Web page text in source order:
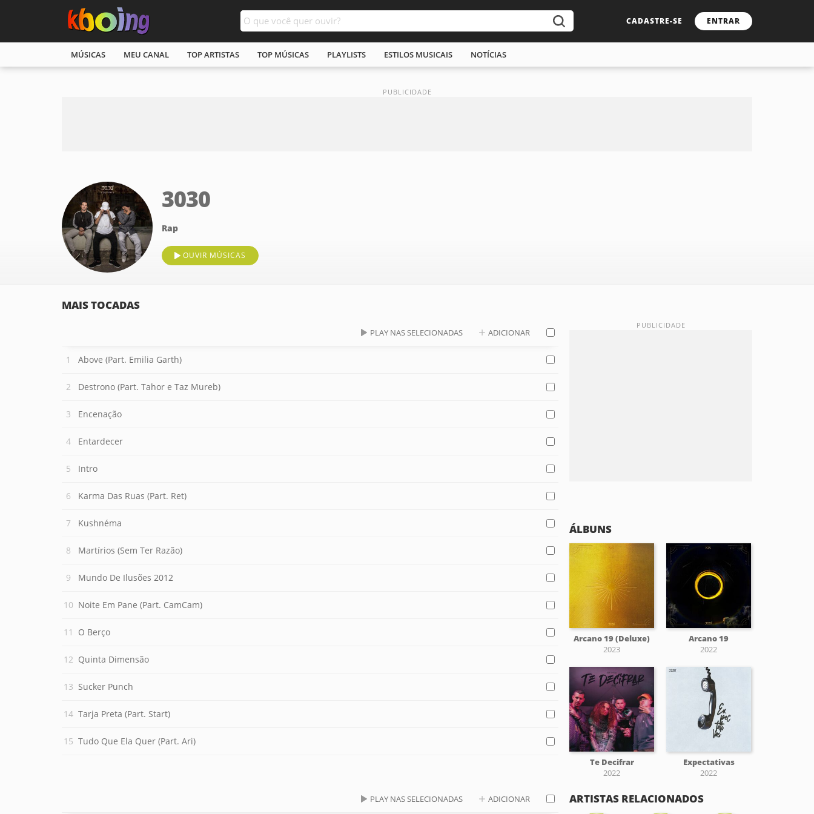
CADASTRE-SE ENTRAR
MÚSICAS MEU CANAL TOP ARTISTAS TOP MÚSICAS PLAYLISTS ESTILOS MUSICAIS NOTÍCIAS
3030
Rap
OUVIR MÚSICAS
MAIS TOCADAS
PLAY NAS SELECIONADAS ADICIONAR
Above (Part. Emilia Garth)
Destrono (Part. Tahor e Taz Mureb)
Encenação
Entardecer
Intro
Karma Das Ruas (Part. Ret)
Kushnéma
Martírios (Sem Ter Razão)
Mundo De Ilusões 2012
Noite Em Pane (Part. CamCam)
O Berço
Quinta Dimensão
Sucker Punch
Tarja Preta (Part. Start)
Tudo Que Ela Quer (Part. Ari)
PLAY NAS SELECIONADAS ADICIONAR
ÁLBUNS
Arcano 19 (Deluxe)
2023
Arcano 19
2022
Te Decifrar
2022
Expectativas
2022
ARTISTAS RELACIONADOS